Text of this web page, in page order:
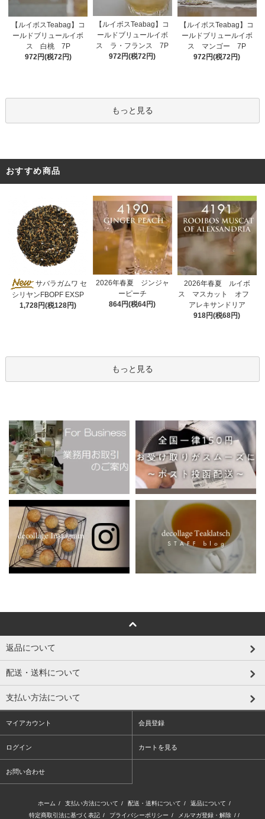
【ルイボスTeabag】コ
ールドブリュールイボ
ス 白桃 7P
972円(税72円)
【ルイボスTeabag】コ
ールドブリュールイボ
ス ラ・フランス 7P
972円(税72円)
【ルイボスTeabag】コ
ールドブリュールイボ
ス マンゴー 7P
972円(税72円)
もっと見る
おすすめ商品
サバラガムワ セ
シリヤンFBOPF EXSP
1,728円(税128円)
2026年春夏 ジンジャ
ーピーチ
864円(税64円)
2026年春夏 ルイボ
ス マスカット オフ
アレキサンドリア
918円(税68円)
もっと見る
返品について
配送・送料について
支払い方法について
マイアカウント 会員登録
ログイン カートを見る
お問い合わせ
ホーム / 支払い方法について / 配送・送料について / 返品について /
特定商取引法に基づく表記 / プライバシーポリシー / メルマガ登録・解除 / /